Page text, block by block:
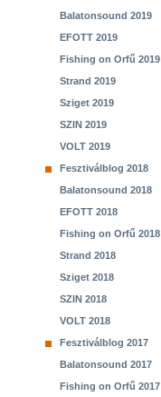
Balatonsound 2019
EFOTT 2019
Fishing on Orfű 2019
Strand 2019
Sziget 2019
SZIN 2019
VOLT 2019
Fesztiválblog 2018
Balatonsound 2018
EFOTT 2018
Fishing on Orfű 2018
Strand 2018
Sziget 2018
SZIN 2018
VOLT 2018
Fesztiválblog 2017
Balatonsound 2017
Fishing on Orfű 2017